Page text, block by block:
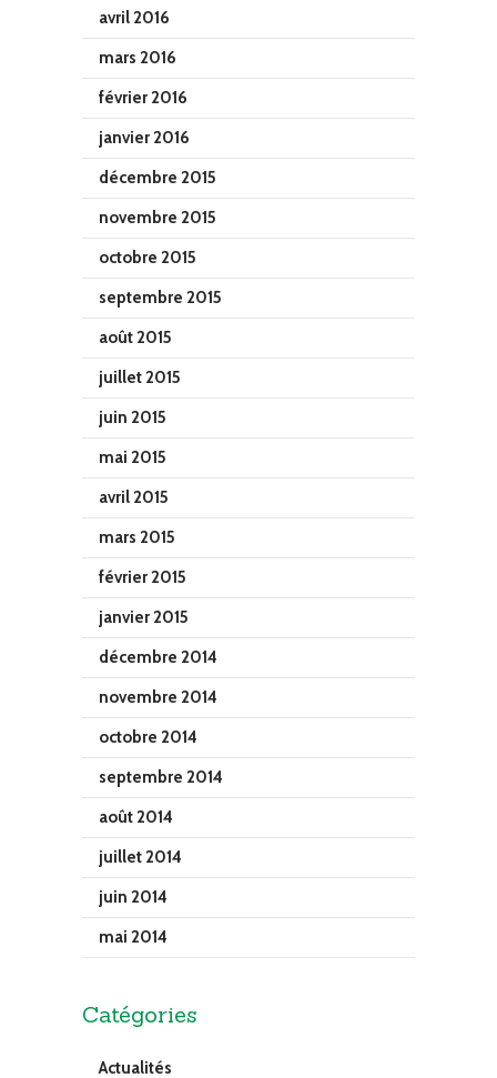
avril 2016
mars 2016
février 2016
janvier 2016
décembre 2015
novembre 2015
octobre 2015
septembre 2015
août 2015
juillet 2015
juin 2015
mai 2015
avril 2015
mars 2015
février 2015
janvier 2015
décembre 2014
novembre 2014
octobre 2014
septembre 2014
août 2014
juillet 2014
juin 2014
mai 2014
Catégories
Actualités